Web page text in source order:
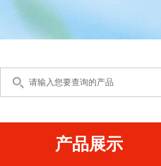
产品展示